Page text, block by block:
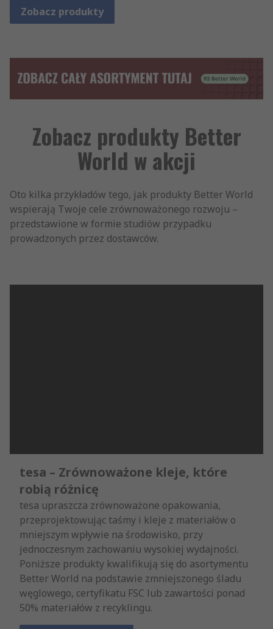
Zobacz produkty
Zobacz produkty Better
World w akcji
Oto kilka przykładów tego, jak produkty Better World
wspierają Twoje cele zrównoważonego rozwoju –
przedstawione w formie studiów przypadku
prowadzonych przez dostawców.
tesa – Zrównoważone kleje, które
robią różnicę
tesa upraszcza zrównoważone opakowania,
przeprojektowując taśmy i kleje z materiałów o
mniejszym wpływie na środowisko, przy
jednoczesnym zachowaniu wysokiej wydajności.
Poniższe produkty kwalifikują się do asortymentu
Better World na podstawie zmniejszonego śladu
węglowego, certyfikatu FSC lub zawartości ponad
50% materiałów z recyklingu.